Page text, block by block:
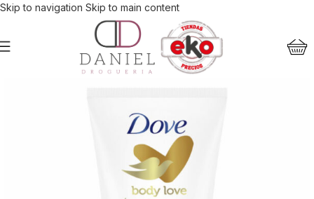
Skip to navigation Skip to main content